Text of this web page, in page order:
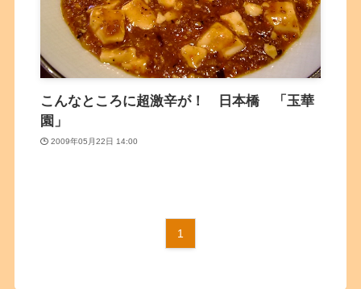
こんなところに超激辛が！ 日本橋 「玉華
園」
2009年05月22日 14:00
1